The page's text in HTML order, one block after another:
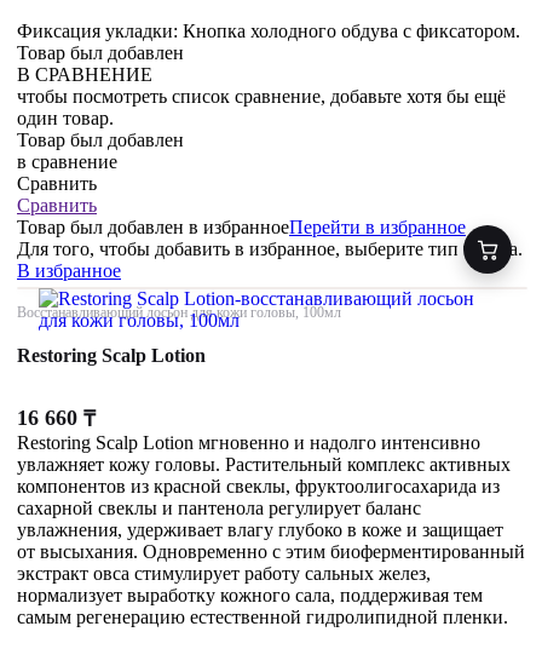
Фиксация укладки: Кнопка холодного обдува с фиксатором.
Товар был добавлен
В СРАВНЕНИЕ
чтобы посмотреть список сравнение, добавьте хотя бы ещё
один товар.
Товар был добавлен
в сравнение
Сравнить
Сравнить
Товар был добавлен в избранноеПерейти в избранное
Для того, чтобы добавить в избранное, выберите тип товара.
В избранное
Восстанавливающий лосьон для кожи головы, 100мл
Restoring Scalp Lotion
16 660 ₸
Restoring Scalp Lotion мгновенно и надолго интенсивно
увлажняет кожу головы. Растительный комплекс активных
компонентов из красной свеклы, фруктоолигосахарида из
сахарной свеклы и пантенола регулирует баланс
увлажнения, удерживает влагу глубоко в коже и защищает
от высыхания. Одновременно с этим биоферментированный
экстракт овса стимулирует работу сальных желез,
нормализует выработку кожного сала, поддерживая тем
самым регенерацию естественной гидролипидной пленки.